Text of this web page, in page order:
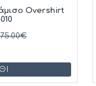
Overshirt
75.00€